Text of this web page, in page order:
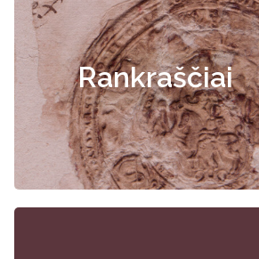
Rankraščiai